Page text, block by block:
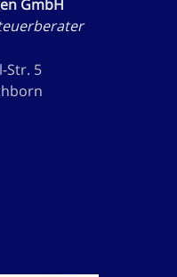
GmbH
Str. 5